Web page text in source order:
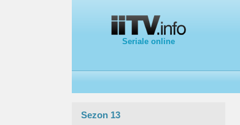
Seriale online
Sezon 13